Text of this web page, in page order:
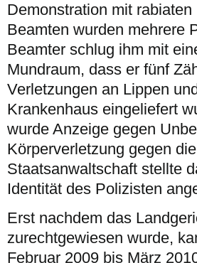
Demonstration mit
Beamten wurden mehrere
Beamter schlug ihm mit
Mundraum, dass er fünf
Verletzungen an Lippen
Krankenhaus eingeliefert
wurde Anzeige gegen
Körperverletzung gegen
Staatsanwaltschaft stellte
Identität des Polizisten
Erst nachdem das
zurechtgewiesen wurde,
Februar 2009 bis März